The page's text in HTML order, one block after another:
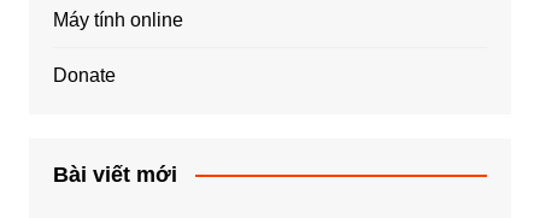
Máy tính online
Donate
Bài viết mới